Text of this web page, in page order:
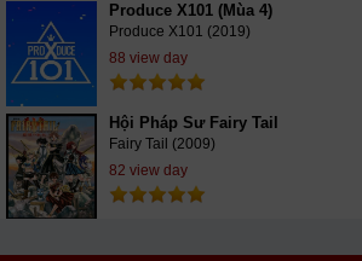
Produce X101 (Mùa 4)
Produce X101 (2019)
88 view day
Hội Pháp Sư Fairy Tail
Fairy Tail (2009)
82 view day